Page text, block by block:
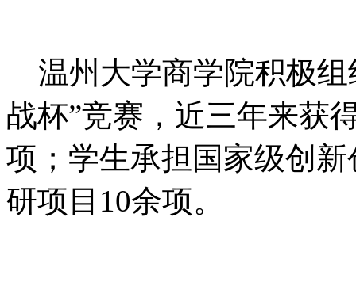
温州大学商学院积极
战杯”竞赛，近三年来获
项；学生承担国家级创
研项目 10余项。